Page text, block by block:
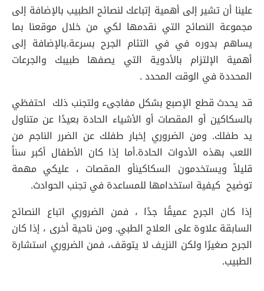
علينا أن تشير إلى أهمية إتباعك لنصائح الطبيب بالإضافة إلى
مجموعة النصائح التي نقدمها لكي من خلال موقعنا بما
يساهم بدوره في في التئام الجرح بسرعة.بالإضافة إلى
أهمية الإلتزام بالأدوية التي يصفها طبيبك والجرعات
المحددة في الوقت المحدد .
قد يحدث قطع الإصبع بشكل مفاجىء ولتجنب ذلك احتفظي
بالسكاكين أو المقصات أو الأشياء الحادة بعيدًا عن متناول
يد طفلك. ومن الضروري إخبار طفلك عن الضرر الناجم من
اللعب بهذه الأدوات الحادة.أما إذا كان الأطفال أكبر سناً
قليلاً ويستخدمون السكاكينأو المقصات ، عليكي مهمة
توضيح كيفية استخدامها للمساعدة في تجنب الحوادث.
إذا كان الجرح عميقًا جدًا ، فمن الضروري اتباع النصائح
السابقة علاوة على العلاج الطبي. ومن ناحية أخرى ، إذا كان
الجرح صغيرًا ولكن النزيف لا يتوقف، فمن الضروري استشارة
الطبيب.